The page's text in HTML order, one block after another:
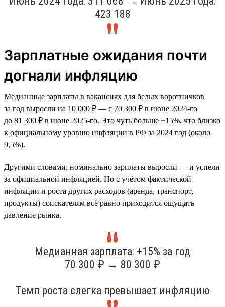
423 188
Зарплатные ожидания почти
догнали инфляцию
Медианные зарплаты в вакансиях для белых воротничков
за год выросли на 10 000 ₽ — с 70 300 ₽ в июне 2024-го
до 81 300 ₽ в июне 2025-го. Это чуть больше +15%, что близко
к официальному уровню инфляции в РФ за 2024 год (около
9,5%).
Другими словами, номинально зарплаты выросли — и успели
за официальной инфляцией. Но с учётом фактической
инфляции и роста других расходов (аренда, транспорт,
продукты) соискателям всё равно приходится ощущать
давление рынка.
Медианная зарплата: +15% за год
70 300 ₽ → 80 300 ₽
Темп роста слегка превышает инфляцию